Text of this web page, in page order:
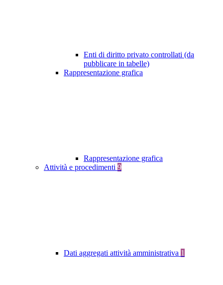
Enti di diritto privato controllati (da
pubblicare in tabelle)
Rappresentazione grafica
Rappresentazione grafica
Attività e procedimenti 9
Dati aggregati attività amministrativa 1